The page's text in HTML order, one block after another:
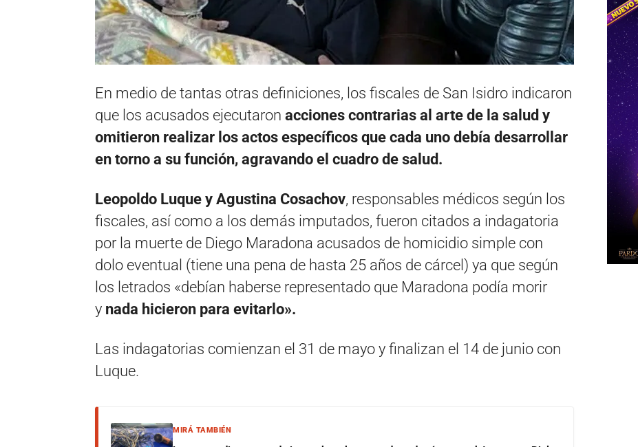
En medio de tantas otras definiciones, los fiscales de San Isidro indicaron
que los acusados ejecutaron acciones contrarias al arte de la salud y
omitieron realizar los actos específicos que cada uno debía desarrollar
en torno a su función, agravando el cuadro de salud.
Leopoldo Luque y Agustina Cosachov, responsables médicos según los
fiscales, así como a los demás imputados, fueron citados a indagatoria
por la muerte de Diego Maradona acusados de homicidio simple con
dolo eventual (tiene una pena de hasta 25 años de cárcel) ya que según
los letrados «debían haberse representado que Maradona podía morir
y nada hicieron para evitarlo».
Las indagatorias comienzan el 31 de mayo y finalizan el 14 de junio con
Luque.
MIRÁ TAMBIÉN